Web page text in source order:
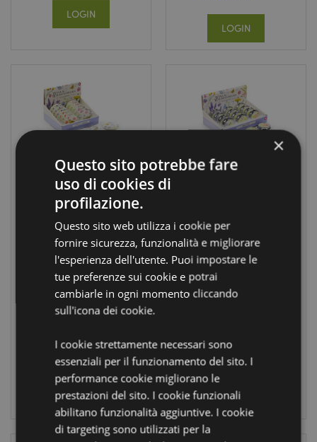
LOGIN
LOGIN
Specchietto da
Uccelli&Fiori
Selvatici -
Wings&Wildflowers
JAN PASHLEY
MIRR97
ARRIVO:
22/10/2026
LOGIN
Selvatici -
Wings&Wildflowers
JAN PASHLEY
LOGIN
×
Questo sito potrebbe fare
uso di cookies di
profilazione.
Questo sito web utilizza i cookie per
fornire sicurezza, funzionalità e migliorare
l'esperienza dell'utente. Puoi impostare le
tue preferenze sui cookie e potrai
cambiarle in ogni momento cliccando
sull'icona dei cookie.
I cookie strettamente necessari sono
essenziali per il funzionamento del sito. I
performance cookie migliorano le
prestazioni del sito. I cookie funzionali
abilitano funzionalità aggiuntive. I cookie
di targeting sono utilizzati per la